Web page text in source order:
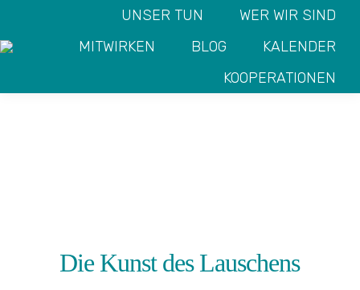
UNSER TUN
WER WIR SIND
MITWIRKEN
BLOG
KALENDER
KOOPERATIONEN
Die Kunst des Lauschens